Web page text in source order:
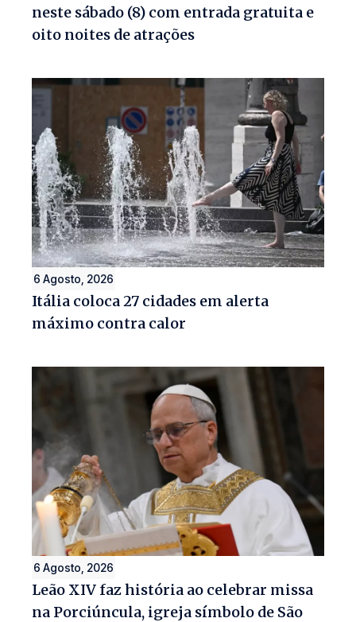
neste sábado (8) com entrada gratuita e
oito noites de atrações
6 Agosto, 2026
Itália coloca 27 cidades em alerta
máximo contra calor
6 Agosto, 2026
Leão XIV faz história ao celebrar missa
na Porciúncula, igreja símbolo de São